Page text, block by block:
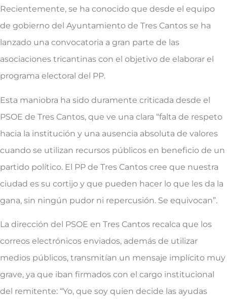
Recientemente, se ha conocido que desde el equipo
de gobierno del Ayuntamiento de Tres Cantos se ha
lanzado una convocatoria a gran parte de las
asociaciones tricantinas con el objetivo de elaborar el
programa electoral del PP.
Esta maniobra ha sido duramente criticada desde el
PSOE de Tres Cantos, que ve una clara “falta de respeto
hacia la institución y una ausencia absoluta de valores
cuando se utilizan recursos públicos en beneficio de un
partido político. El PP de Tres Cantos cree que nuestra
ciudad es su cortijo y que pueden hacer lo que les da la
gana, sin ningún pudor ni repercusión. Se equivocan”.
La dirección del PSOE en Tres Cantos recalca que los
correos electrónicos enviados, además de utilizar
medios públicos, transmitían un mensaje implícito muy
grave, ya que iban firmados con el cargo institucional
del remitente: “Yo, que soy quien decide las ayudas